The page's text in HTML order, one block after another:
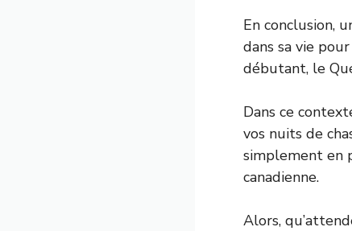
En conclusion,
dans sa vie
débutant, le
Dans ce
vos nuits de
simplement en
canadienne.
Alors,